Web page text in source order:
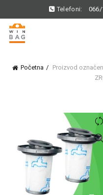
Telefoni: 066/
Početna
Proizvod